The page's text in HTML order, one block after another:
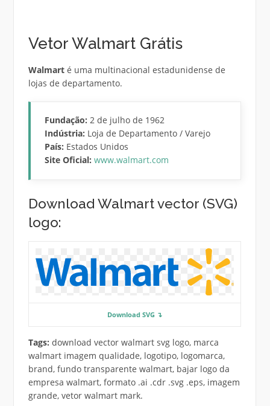
Vetor Walmart Grátis
Walmarté uma multinacional estadunidense de
lojas de departamento.
Fundação: 2 de julho de 1962
Indústria: Loja de Departamento / Varejo
País: Estados Unidos
Site Oficial: www.walmart.com
Download Walmart vector (SVG)
logo:
Download SVG ↴
Tags: download vector walmart svg logo, marca
walmart imagem qualidade, logotipo, logomarca,
brand, fundo transparente walmart, bajar logo da
empresa walmart, formato .ai .cdr .svg .eps, imagem
grande, vetor walmart mark.